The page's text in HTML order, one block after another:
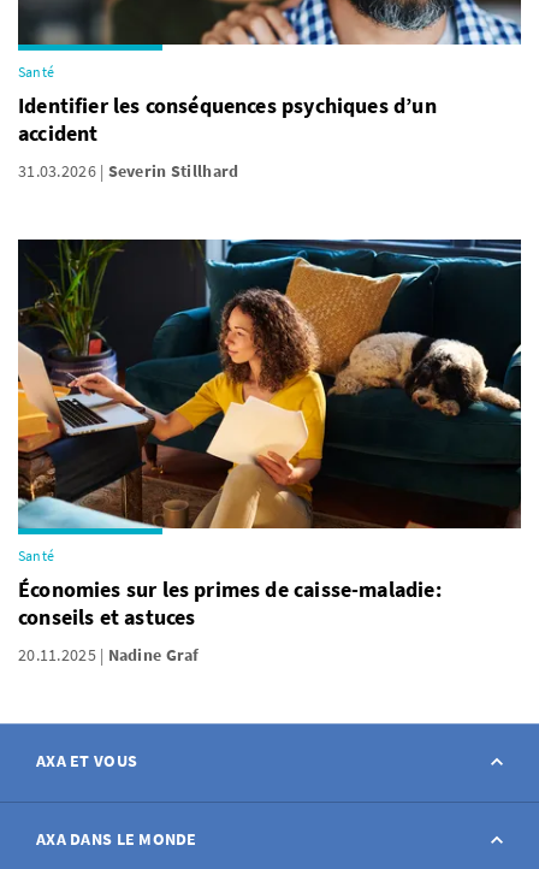
Santé
Identifier les conséquences psychiques d’un
accident
31.03.2026 Severin Stillhard
Santé
Économies sur les primes de caisse-maladie:
conseils et astuces
20.11.2025 Nadine Graf
AXA ET VOUS
Contact
AXA DANS LE MONDE